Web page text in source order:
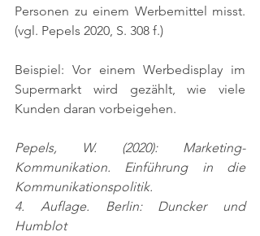
(vgl. Pepels 2020, S. 308 f.)
Beispiel: Vor einem Werbedisplay im
Supermarkt wird gezählt, wie viele
Kunden daran vorbeigehen.
Pepels, W. (2020): Marketing-
Kommunikation. Einführung in die
Kommunikationspolitik.
4. Auflage. Berlin: Duncker und
Humblot